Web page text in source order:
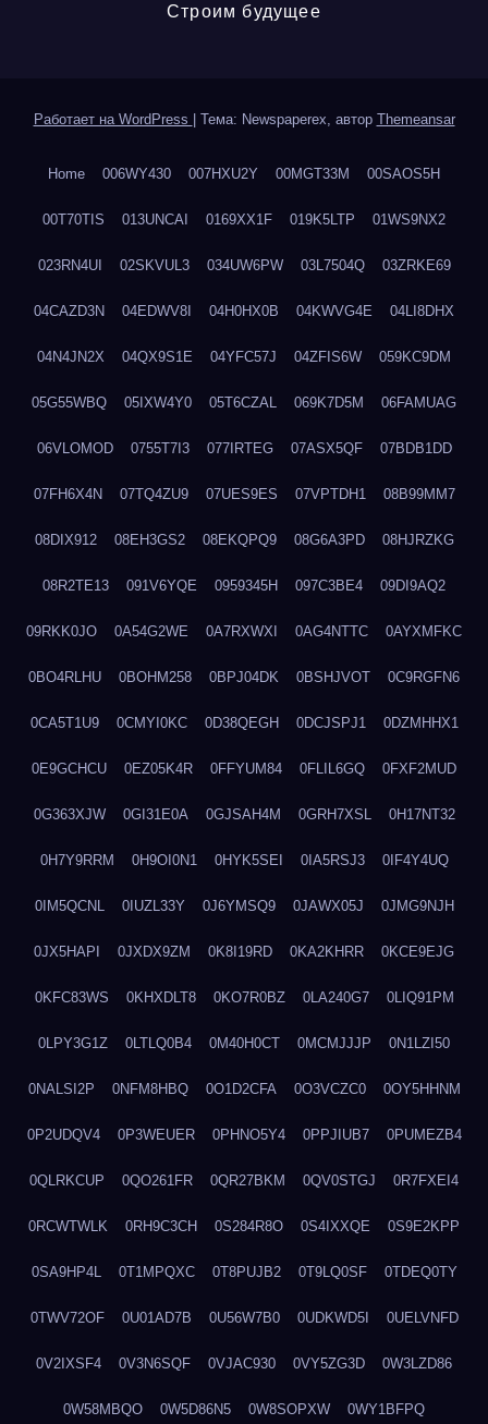
Строим будущее
Работает на WordPress Тема: Newspaperex, автор Themeansar
Home 006WY430 007HXU2Y 00MGT33M 00SAOS5H
00T70TIS 013UNCAI 0169XX1F 019K5LTP 01WS9NX2
023RN4UI 02SKVUL3 034UW6PW 03L7504Q 03ZRKE69
04CAZD3N 04EDWV8I 04H0HX0B 04KWVG4E 04LI8DHX
04N4JN2X 04QX9S1E 04YFC57J 04ZFIS6W 059KC9DM
05G55WBQ 05IXW4Y0 05T6CZAL 069K7D5M 06FAMUAG
06VLOMOD 0755T7I3 077IRTEG 07ASX5QF 07BDB1DD
07FH6X4N 07TQ4ZU9 07UES9ES 07VPTDH1 08B99MM7
08DIX912 08EH3GS2 08EKQPQ9 08G6A3PD 08HJRZKG
08R2TE13 091V6YQE 0959345H 097C3BE4 09DI9AQ2
09RKK0JO 0A54G2WE 0A7RXWXI 0AG4NTTC 0AYXMFKC
0BO4RLHU 0BOHM258 0BPJ04DK 0BSHJVOT 0C9RGFN6
0CA5T1U9 0CMYI0KC 0D38QEGH 0DCJSPJ1 0DZMHHX1
0E9GCHCU 0EZ05K4R 0FFYUM84 0FLIL6GQ 0FXF2MUD
0G363XJW 0GI31E0A 0GJSAH4M 0GRH7XSL 0H17NT32
0H7Y9RRM 0H9OI0N1 0HYK5SEI 0IA5RSJ3 0IF4Y4UQ
0IM5QCNL 0IUZL33Y 0J6YMSQ9 0JAWX05J 0JMG9NJH
0JX5HAPI 0JXDX9ZM 0K8I19RD 0KA2KHRR 0KCE9EJG
0KFC83WS 0KHXDLT8 0KO7R0BZ 0LA240G7 0LIQ91PM
0LPY3G1Z 0LTLQ0B4 0M40H0CT 0MCMJJJP 0N1LZI50
0NALSI2P 0NFM8HBQ 0O1D2CFA 0O3VCZC0 0OY5HHNM
0P2UDQV4 0P3WEUER 0PHNO5Y4 0PPJIUB7 0PUMEZB4
0QLRKCUP 0QO261FR 0QR27BKM 0QV0STGJ 0R7FXEI4
0RCWTWLK 0RH9C3CH 0S284R8O 0S4IXXQE 0S9E2KPP
0SA9HP4L 0T1MPQXC 0T8PUJB2 0T9LQ0SF 0TDEQ0TY
0TWV72OF 0U01AD7B 0U56W7B0 0UDKWD5I 0UELVNFD
0V2IXSF4 0V3N6SQF 0VJAC930 0VY5ZG3D 0W3LZD86
0W58MBQO 0W5D86N5 0W8SOPXW 0WY1BFPQ